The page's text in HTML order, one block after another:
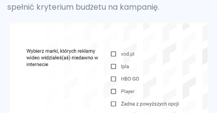
spełnić kryterium budżetu na kampanię.